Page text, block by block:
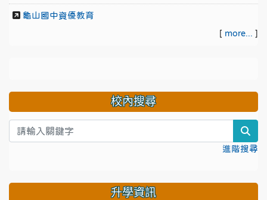
龜山國中資優教育
[ more... ]
校內搜尋
進階搜尋
升學資訊